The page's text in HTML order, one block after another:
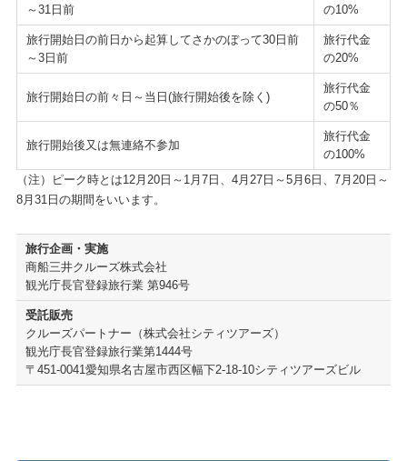
～31日前
の10%
旅行開始日の前日から起算してさかのぼって30日前
～3日前
旅行代金
の20%
旅行開始日の前々日～当日(旅行開始後を除く)
旅行代金
の50％
旅行開始後又は無連絡不参加
旅行代金
の100%
（注）ピーク時とは12月20日～1月7日、4月27日～5月6日、7月20日～
8月31日の期間をいいます。
旅行企画・実施
商船三井クルーズ株式会社
観光庁長官登録旅行業 第946号
受託販売
クルーズパートナー（株式会社シティツアーズ）
観光庁長官登録旅行業第1444号
〒451-0041愛知県名古屋市西区幅下2-18-10シティツアーズビル